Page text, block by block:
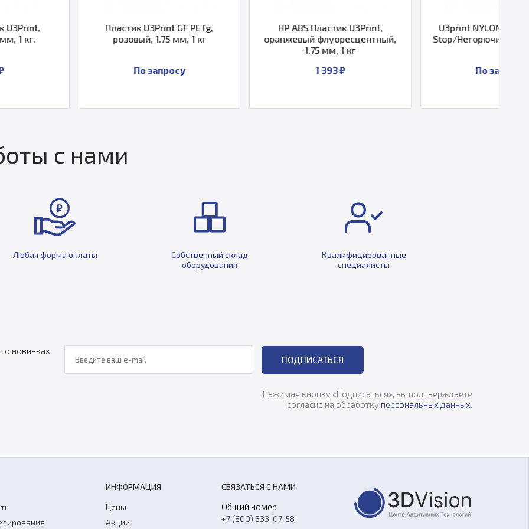
Пластик U3Print GF PETg,
розовый, 1.75 мм, 1 кг
HP ABS Пластик U3Print,
оранжевый флуоресцентный,
U3print NYLON SC2 V0 Flame
Stop/Негорючий, 1.75 мм, 450 г
с нами
Любая форма оплаты
Собственный склад
оборудования
Квалифицированные
специалисты
о новинках
ПОДПИСАТЬСЯ
Нажимая кнопку «Подписаться», вы подтверждаете
согласие на обработку персональных данных.
ИНФОРМАЦИЯ
Цены
Акции
СВЯЗАТЬСЯ С НАМИ
Общий номер
+7 (800) 333-07-58